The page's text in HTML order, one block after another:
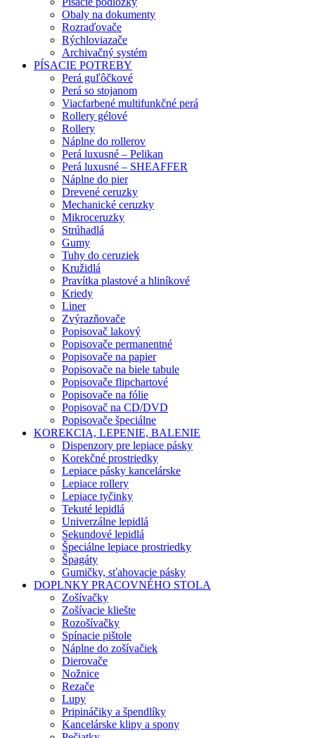
Obaly na dokumenty
Rozraďovače
Rýchloviazače
Archivačný systém
PÍSACIE POTREBY
Perá guľôčkové
Perá so stojanom
Viacfarbené multifunkčné perá
Rollery gélové
Rollery
Náplne do rollerov
Perá luxusné – Pelikan
Perá luxusné – SHEAFFER
Náplne do pier
Drevené ceruzky
Mechanické ceruzky
Mikroceruzky
Strúhadlá
Gumy
Tuhy do ceruziek
Kružidlá
Pravítka plastové a hliníkové
Kriedy
Liner
Zvýrazňovače
Popisovač lakový
Popisovače permanentné
Popisovače na papier
Popisovače na biele tabule
Popisovače flipchartové
Popisovače na fólie
Popisovač na CD/DVD
Popisovače špeciálne
KOREKCIA, LEPENIE, BALENIE
Dispenzory pre lepiace pásky
Korekčné prostriedky
Lepiace pásky kancelárske
Lepiace rollery
Lepiace tyčinky
Tekuté lepidlá
Univerzálne lepidlá
Sekundové lepidlá
Špeciálne lepiace prostriedky
Špagáty
Gumičky, sťahovacie pásky
DOPLNKY PRACOVNÉHO STOLA
Zošívačky
Zošívacie kliešte
Rozošívačky
Spínacie pištole
Náplne do zošívačiek
Dierovače
Nožnice
Rezače
Lupy
Pripináčiky a špendlíky
Kancelárske klipy a spony